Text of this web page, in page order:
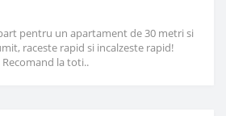
pentru un apartament de 30 metri si
raceste rapid si incalzeste rapid!
Recomand la toti..